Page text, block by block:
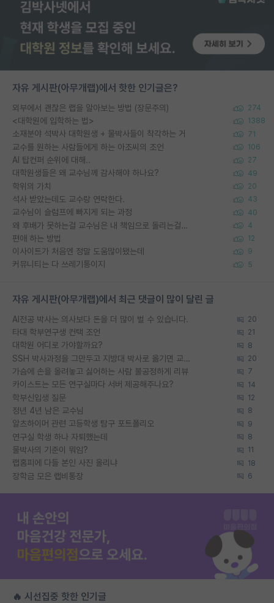
자유 게시판(아무개랩)에서 핫한 인기글은?
외부에서 괜찮은 랩을 알아보는 방법 (장문주의) 274
<대학원에 입학하는 법> 1388
소재분야 석박사 대학원생 + 물박사들이 착각하는 거 71
교수를 원하는 사람들에게 하는 아조씨의 조언 106
AI 탑컨퍼 순위에 대해.. 27
대학원생들은 왜 교수님께 감사해야 하나요? 49
학위의 가치 20
석사 받았는데도 교수랑 연락한다. 43
교수님이 슬럼프에 빠지게 되는 과정 40
왜 후배가 못하는걸 교수님은 내 책임으로 돌리는걸까요? 4
편애 하는 방법 12
이사이트가 처음엔 정말 도움많이됐는데 9
커뮤니티는 다 쓰레기통이지 5
자유 게시판(아무개랩)에서 최근 댓글이 많이 달린 글
AI전공 박사는 의사보다 돈을 더 많이 벌 수 있습니다. 20
타대 학부연구생 컨택 조언 21
대학원 어디로 가야할까요? 8
SSH 박사과정을 그만두고 지방대 박사로 옮기면 교수의 꿈은 끝일까요? 20
가슴에 손을 올려놓고 싫어하는 사람 불공정하게 리뷰 7
카이스트는 모든 연구실마다 서버 제공해주나요? 14
학부신입생 질문 12
정년 4년 남은 교수님 8
알츠하이머 관련 고등학생 탐구 포트폴리오 9
연구실 학생 하나 자퇴했는데 8
물박사의 기준이 뭐임? 11
랩홈피에 다들 본인 사진 올리냐 18
장학금 모은 랩비통장 6
🔥 시선집중 핫한 인기글